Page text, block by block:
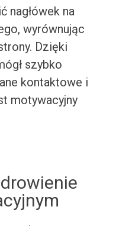
nagłówek na
wyrównując
Dzięki
szybko
kontaktowe i
motywacyjny